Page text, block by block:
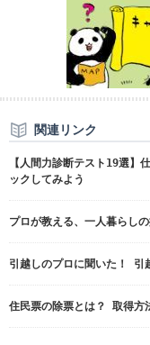
関連リンク
【人間力診断テスト19選】
ックしてみよう
プロが教える、一人暮らし
引越しのプロに聞いた！ 引
住民票の除票とは？ 取得方